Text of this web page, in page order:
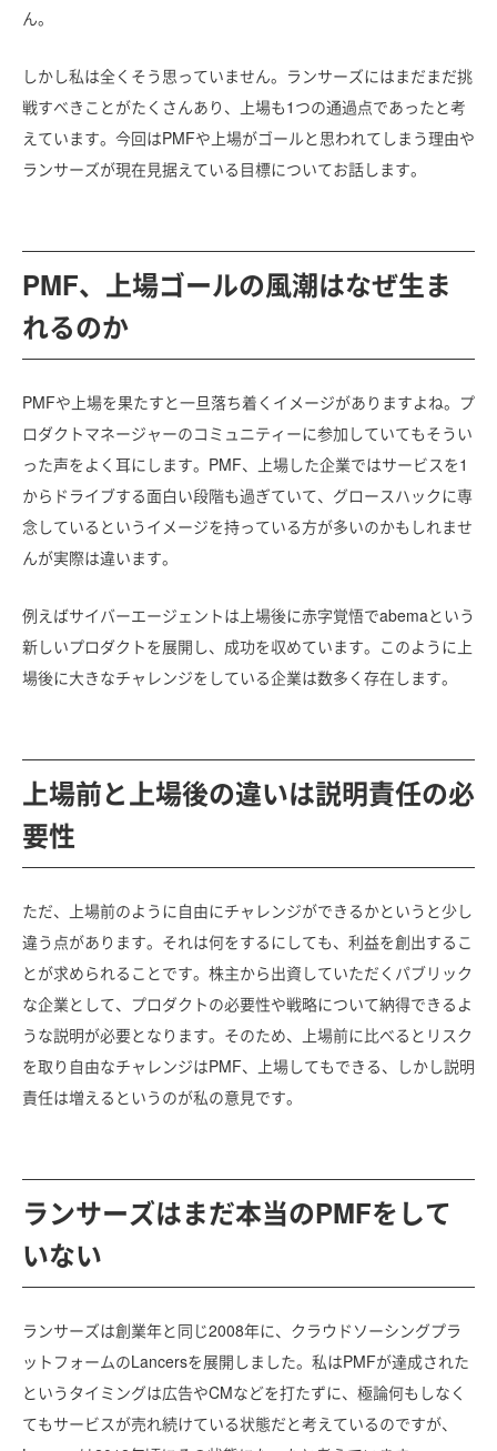
ん。
しかし私は全くそう思っていません。ランサーズにはまだまだ挑
戦すべきことがたくさんあり、上場も1つの通過点であったと考
えています。今回はPMFや上場がゴールと思われてしまう理由や
ランサーズが現在見据えている目標についてお話します。
PMF、上場ゴールの風潮はなぜ生ま
れるのか
PMFや上場を果たすと一旦落ち着くイメージがありますよね。プ
ロダクトマネージャーのコミュニティーに参加していてもそうい
った声をよく耳にします。PMF、上場した企業ではサービスを1
からドライブする面白い段階も過ぎていて、グロースハックに専
念しているというイメージを持っている方が多いのかもしれませ
んが実際は違います。
例えばサイバーエージェントは上場後に赤字覚悟でabemaという
新しいプロダクトを展開し、成功を収めています。このように上
場後に大きなチャレンジをしている企業は数多く存在します。
上場前と上場後の違いは説明責任の必
要性
ただ、上場前のように自由にチャレンジができるかというと少し
違う点があります。それは何をするにしても、利益を創出するこ
とが求められることです。株主から出資していただくパブリック
な企業として、プロダクトの必要性や戦略について納得できるよ
うな説明が必要となります。そのため、上場前に比べるとリスク
を取り自由なチャレンジはPMF、上場してもできる、しかし説明
責任は増えるというのが私の意見です。
ランサーズはまだ本当のPMFをして
いない
ランサーズは創業年と同じ2008年に、クラウドソーシングプラ
ットフォームのLancersを展開しました。私はPMFが達成された
というタイミングは広告やCMなどを打たずに、極論何もしなく
てもサービスが売れ続けている状態だと考えているのですが、